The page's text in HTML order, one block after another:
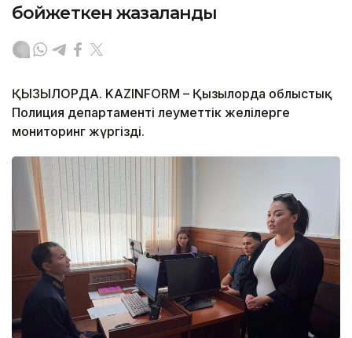
бойжеткен жазаланды
ҚЫЗЫЛОРДА. KAZINFORM – Қызылорда облыстық
Полиция департаменті әлеуметтік желілерге
мониторинг жүргізді.